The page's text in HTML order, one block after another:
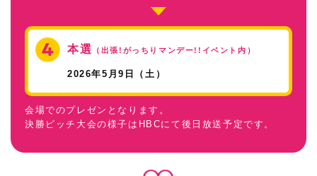
本選 （出張!がっちりマンデー!!イベント内）
2026年5月9日（土）
会場でのプレゼンとなります。
決勝ピッチ大会の様子はHBCにて後日放送予定です。